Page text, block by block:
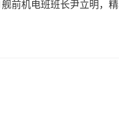
前机电班班长尹立明，